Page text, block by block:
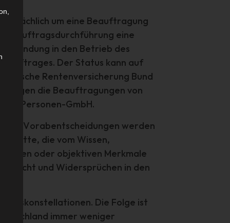
um eine Beauftragung
Auftragsdurchführung eine
in den Betrieb des
Auftrages. Der Status kann auf
Rentenversicherung Bund
gegen die Beauftragungen von
Personen-GmbH.
Vorabentscheidungen werden
die vom Wissen,
oder objektiven Merkmale
und Widersprüchen in den
Die Folge ist
immer weniger